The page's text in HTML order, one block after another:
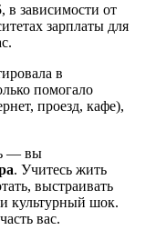
, в зависимости от
зарплаты для
в
помогало
проезд, кафе),
— вы
. Учитесь жить
выстраивать
и культурный шок.
вас.